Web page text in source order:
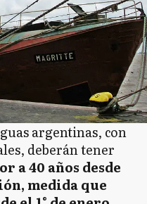
argentinas, con
deberán tener
a 40 años desde
medida que